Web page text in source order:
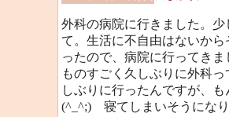
外科の病院に行きました。
て。生活に不自由はないか
ったので、病院に行ってきま
ものすごく久しぶりに外科
しぶりに行ったんですが、
(^_^;) 寝てしまいそうにな